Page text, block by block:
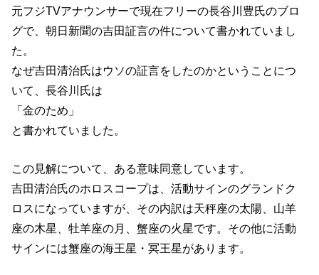
元フジTVアナウンサーで現在フリーの長谷川豊氏のブロ
グで、朝日新聞の吉田証言の件について書かれていまし
た。
なぜ吉田清治氏はウソの証言をしたのかということにつ
いて、長谷川氏は
「金のため」
と書かれていました。
この見解について、ある意味同意しています。
吉田清治氏のホロスコープは、活動サインのグランドク
ロスになっていますが、その内訳は天秤座の太陽、山羊
座の木星、牡羊座の月、蟹座の火星です。その他に活動
サインには蟹座の海王星・冥王星があります。